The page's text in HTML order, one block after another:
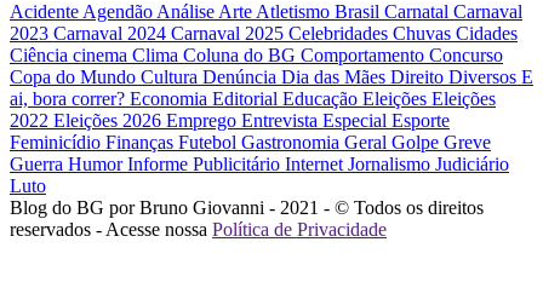
Acidente Agendão Análise Arte Atletismo Brasil Carnatal Carnaval
2023 Carnaval 2024 Carnaval 2025 Celebridades Chuvas Cidades
Ciência cinema Clima Coluna do BG Comportamento Concurso
Copa do Mundo Cultura Denúncia Dia das Mães Direito Diversos E
ai, bora correr? Economia Editorial Educação Eleições Eleições
2022 Eleições 2026 Emprego Entrevista Especial Esporte
Feminicídio Finanças Futebol Gastronomia Geral Golpe Greve
Guerra HumorInforme Publicitário Internet Jornalismo Judiciário
Luto
Blog do BG por Bruno Giovanni - 2021 - © Todos os direitos
reservados - Acesse nossa Política de Privacidade